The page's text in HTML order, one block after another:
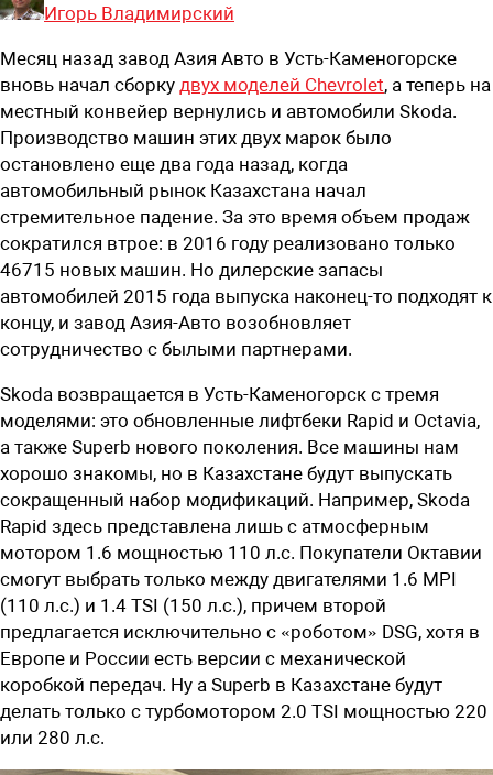
Игорь Владимирский
Месяц назад завод Азия Авто в Усть-Каменогорске
вновь начал сборку двух моделей Chevrolet, а теперь на
местный конвейер вернулись и автомобили Skoda.
Производство машин этих двух марок было
остановлено еще два года назад, когда
автомобильный рынок Казахстана начал
стремительное падение. За это время объем продаж
сократился втрое: в 2016 году реализовано только
46715 новых машин. Но дилерские запасы
автомобилей 2015 года выпуска наконец-то подходят к
концу, и завод Азия-Авто возобновляет
сотрудничество с былыми партнерами.
Skoda возвращается в Усть-Каменогорск с тремя
моделями: это обновленные лифтбеки Rapid и Octavia,
а также Superb нового поколения. Все машины нам
хорошо знакомы, но в Казахстане будут выпускать
сокращенный набор модификаций. Например, Skoda
Rapid здесь представлена лишь с атмосферным
мотором 1.6 мощностью 110 л.с. Покупатели Октавии
смогут выбрать только между двигателями 1.6 MPI
(110 л.с.) и 1.4 TSI (150 л.с.), причем второй
предлагается исключительно с «роботом» DSG, хотя в
Европе и России есть версии с механической
коробкой передач. Ну а Superb в Казахстане будут
делать только с турбомотором 2.0 TSI мощностью 220
или 280 л.с.